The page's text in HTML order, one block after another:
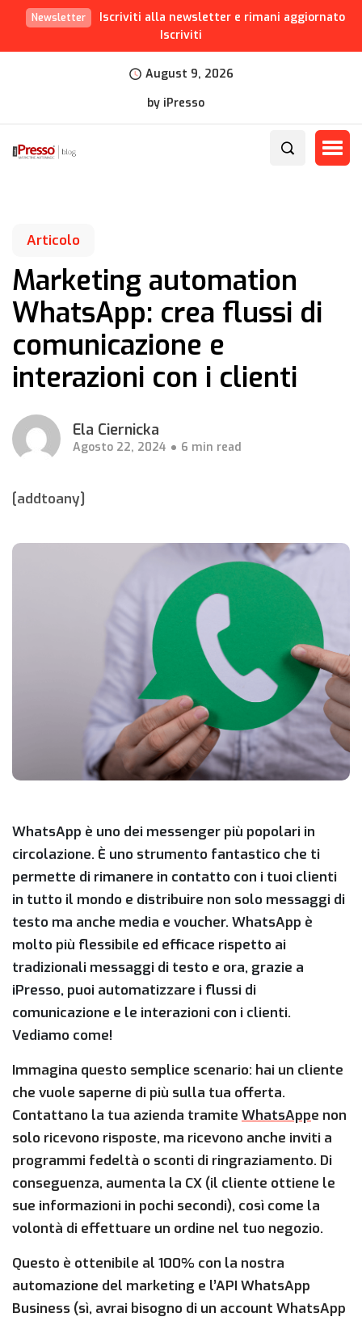
Newsletter
Iscriviti alla newsletter e rimani aggiornato
Iscriviti
August 9, 2026
by iPresso
Articolo
Marketing automation
WhatsApp: crea flussi di
comunicazione e
interazioni con i clienti
Ela Ciernicka
Agosto 22, 2024 6 min read
[addtoany]
WhatsApp è uno dei messenger più popolari in
circolazione. È uno strumento fantastico che ti
permette di rimanere in contatto con i tuoi clienti
in tutto il mondo e distribuire non solo messaggi di
testo ma anche media e voucher. WhatsApp è
molto più flessibile ed efficace rispetto ai
tradizionali messaggi di testo e ora, grazie a
iPresso, puoi automatizzare i flussi di
comunicazione e le interazioni con i clienti.
Vediamo come!
Immagina questo semplice scenario: hai un cliente
che vuole saperne di più sulla tua offerta.
Contattano la tua azienda tramite WhatsAppe non
solo ricevono risposte, ma ricevono anche inviti a
programmi fedeltà o sconti di ringraziamento. Di
conseguenza, aumenta la CX (il cliente ottiene le
sue informazioni in pochi secondi), così come la
volontà di effettuare un ordine nel tuo negozio.
Questo è ottenibile al 100% con la nostra
automazione del marketing e l’API WhatsApp
Business (sì, avrai bisogno di un account WhatsApp